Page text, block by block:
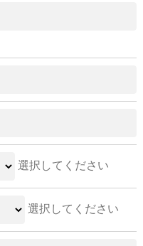
選択してください
選択してください